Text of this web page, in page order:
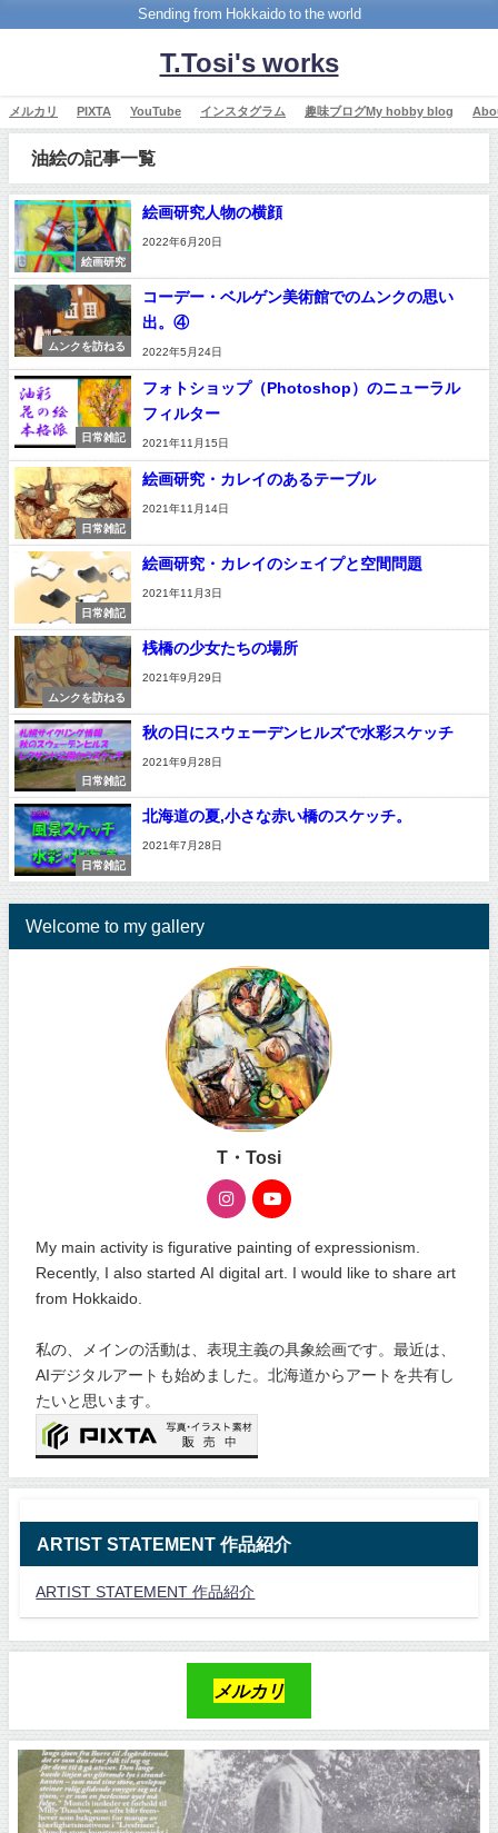
Sending from Hokkaido to the world
T.Tosi's works
メルカリ PIXTA YouTube インスタグラム 趣味ブログMy hobby blog
油絵の記事一覧
絵画研究
絵画研究人物の横顔
2022年6月20日
ムンクを訪ねる
コーデー・ベルゲン美術館でのムンクの思い
出。④
2022年5月24日
日常雑記
フォトショップ（Photoshop）のニューラル
フィルター
2021年11月15日
日常雑記
絵画研究・カレイのあるテーブル
2021年11月14日
日常雑記
絵画研究・カレイのシェイプと空間問題
2021年11月3日
ムンクを訪ねる
桟橋の少女たちの場所
2021年9月29日
日常雑記
秋の日にスウェーデンヒルズで水彩スケッチ
2021年9月28日
日常雑記
北海道の夏,小さな赤い橋のスケッチ。
2021年7月28日
Welcome to my gallery
T・Tosi
My main activity is figurative painting of expressionism.
Recently, I also started AI digital art. I would like to share art
from Hokkaido.
私の、メインの活動は、表現主義の具象絵画です。最近は、
AIデジタルアートも始めました。北海道からアートを共有し
たいと思います。
ARTIST STATEMENT 作品紹介
ARTIST STATEMENT 作品紹介
メルカリ